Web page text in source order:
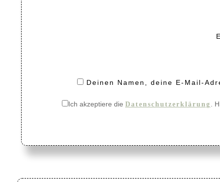
Deinen Namen, deine E-Mail-
Ich akzeptiere die Datenschutzerklärung .